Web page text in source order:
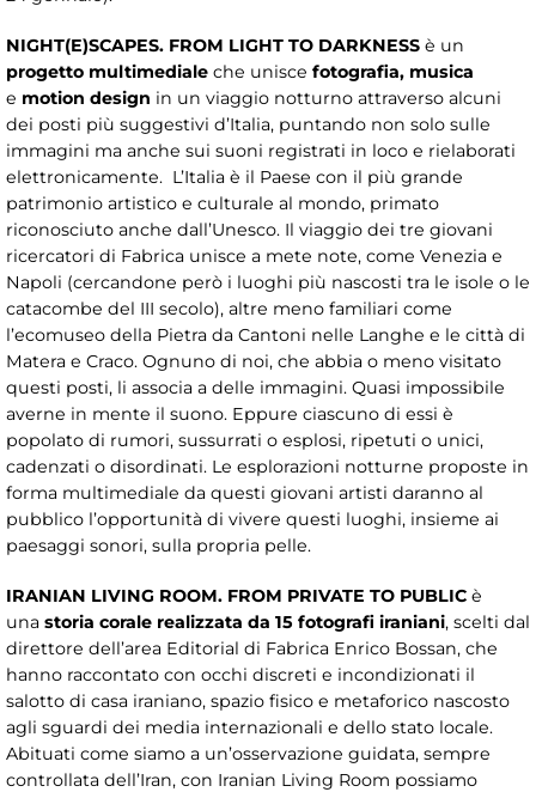
NIGHT(E)SCAPES. FROM LIGHT TO DARKNESS è un
progetto multimediale che unisce fotografia, musica
e motion design in un viaggio notturno attraverso alcuni
dei posti più suggestivi d’Italia, puntando non solo sulle
immagini ma anche sui suoni registrati in loco e rielaborati
elettronicamente. L’Italia è il Paese con il più grande
patrimonio artistico e culturale al mondo, primato
riconosciuto anche dall’Unesco. Il viaggio dei tre giovani
ricercatori di Fabrica unisce a mete note, come Venezia e
Napoli (cercandone però i luoghi più nascosti tra le isole o le
catacombe del III secolo), altre meno familiari come
l’ecomuseo della Pietra da Cantoni nelle Langhe e le città di
Matera e Craco. Ognuno di noi, che abbia o meno visitato
questi posti, li associa a delle immagini. Quasi impossibile
averne in mente il suono. Eppure ciascuno di essi è
popolato di rumori, sussurrati o esplosi, ripetuti o unici,
cadenzati o disordinati. Le esplorazioni notturne proposte in
forma multimediale da questi giovani artisti daranno al
pubblico l’opportunità di vivere questi luoghi, insieme ai
paesaggi sonori, sulla propria pelle.
IRANIAN LIVING ROOM. FROM PRIVATE TO PUBLIC è
una storia corale realizzata da 15 fotografi iraniani, scelti dal
direttore dell’area Editorial di Fabrica Enrico Bossan, che
hanno raccontato con occhi discreti e incondizionati il
salotto di casa iraniano, spazio fisico e metaforico nascosto
agli sguardi dei media internazionali e dello stato locale.
Abituati come siamo a un’osservazione guidata, sempre
controllata dell’Iran, con Iranian Living Room possiamo